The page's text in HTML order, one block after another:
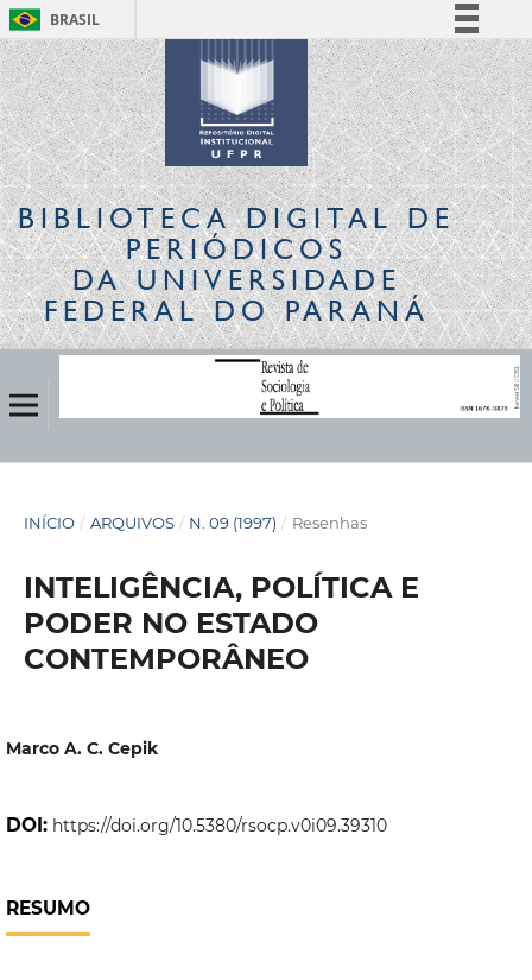
BRASIL
Simplifique!
Comunica BR
Participe
Acesso à informação
Legislação
Canais
BIBLIOTECA DIGITALDE
PERIÓDICOS
DA UNIVERSIDADE
FEDERAL DO PARANÁ
INÍCIO / ARQUIVOS / N. 09 (1997) / Resenhas
INTELIGÊNCIA, POLÍTICA E
PODER NO ESTADO
CONTEMPORÂNEO
Marco A. C. Cepik
DOI: https://doi.org/10.5380/rsocp.v0i09.39310
RESUMO